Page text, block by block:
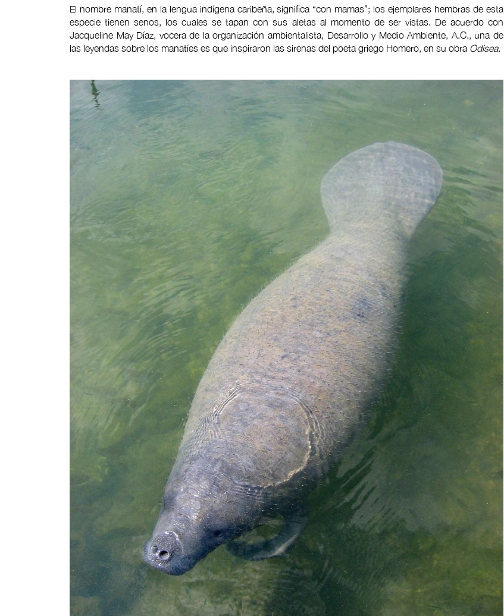
El nombre manatí, en la lengua indígena caribeña, significa “con mamas”; los ejemplares hembras de esta
especie tienen senos, los cuales se tapan con sus aletas al momento de ser vistas. De acuerdo con
Jacqueline May Díaz, vocera de la organización ambientalista, Desarrollo y Medio Ambiente, A.C., una de
las leyendas sobre los manatíes es que inspiraron las sirenas del poeta griego Homero, en su obra Odisea.